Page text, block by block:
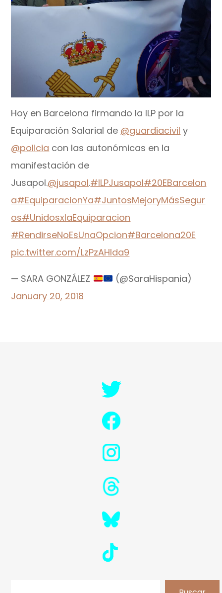
Hoy en Barcelona firmando la ILP por la
Equiparación Salarial de @guardiacivil y
@policia con las autonómicas en la
manifestación de
Jusapol.@jusapol.#ILPJusapol#20EBarcelon
a#EquiparacionYa#JuntosMejoryMásSegur
os#UnidosxlaEquiparacion
#RendirseNoEsUnaOpcion#Barcelona20E
pic.twitter.com/LzPzAHlda9
— SARA GONZÁLEZ
(@SaraHispania)
January 20, 2018